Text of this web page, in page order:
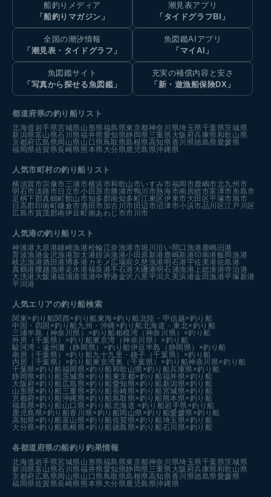
船釣りメディア
「船釣りマガジン」
潮見表アプリ
「タイドグラフBI」
全国の潮汐情報
「潮見表・タイドグラフ」
魚図鑑AIアプリ
「マイAI」
魚図鑑サイト
「写真から探せる魚図鑑」
充実の補償内容と安さ
「新・遊漁船保険DX」
都道府県の釣り船リスト
北海道岩手県宮城県山形県福島県東京都神奈川県埼玉県千葉県茨城県
新潟県富山県石川県福井県愛知県静岡県三重県大阪府兵庫県和歌山県
京都府広島県岡山県山口県鳥取県島根県高知県香川県徳島県愛媛県
福岡県佐賀県長崎県熊本県大分県鹿児島県沖縄県
人気市町村の釣り船リスト
横須賀市宗像市三浦市横浜市和歌山市いすみ市福岡市鹿嶋市北九州市
明石市淡路市 日立市小田原市勝浦市鴨川市熱海市南房総市富津市糸島市
足柄下郡真鶴町館山市知多郡南知多町江東区伊東市大田区平塚市旭市
日高郡印南町鎌倉市酒田市加古川市 田辺市沼津市小浜市品川区江戸川区
広島市賀茂郡南伊豆町南あわじ市市川市
人気港の釣り船リスト
神湊港 大原港鐘崎漁港松輪江奈漁港市堀川沿い 間口漁港 鹿嶋旧港
育波漁港金沢漁港加太港姪浜漁港小田原新港 鹿嶋新港印南港飯岡漁港
岐志漁港酒田港博多港カモメ広場前久慈漁港 明石港宇佐美港佐島港
真鶴港 腰越漁港 走水港福良港手石港 大磯港明石浦漁港 上総湊港寺泊港
大洗港 大飯港福浦港境港中野港金沢八景平潟久美浜港金田漁港平塚新港
平潟港
人気エリアの釣り船検索
関東×釣り船関西×釣り船 東海×釣り船北陸・甲信越×釣り船
中国・四国×釣り船 九州・沖縄×釣り船北海道・東北×釣り船
三浦半島（神奈川県）×釣り船相模湾（神奈川県）×釣り船
外房（千葉県）×釣り船東京湾（神奈川県）×釣り船
駿河湾・遠州灘（静岡県）×釣り船伊豆半島（静岡県）×釣り船
南房（千葉県）×釣り船九十九里・銚子（千葉県）×釣り船
内房（千葉県）×釣り船東京湾奥（千葉県）×釣り船神奈川県×釣り船
千葉県×釣り船福岡県×釣り船和歌山県×釣り船兵庫県×釣り船
静岡県×釣り船茨城県×釣り船 東京都×釣り船福井県×釣り船
大阪府×釣り船 広島県×釣り船愛知県×釣り船 新潟県×釣り船
山形県×釣り船 三重県×釣り船長崎県×釣り船宮城県×釣り船
京都府×釣り船沖縄県×釣り船鳥取県×釣り船 熊本県×釣り船
福島県×釣り船 山口県×釣り船北海道 ×釣り船岩手県×釣り船
鹿児島県×釣り船香川県×釣り船 岡山県×釣り船愛媛県×釣り船
高知県×釣り船富山県×釣り船佐賀県×釣り船埼玉県×釣り船
大分県×釣り船島根県×釣り船徳島県×釣り船石川県×釣り船
各都道府県の船釣り釣果情報
北海道岩手県宮城県山形県福島県東京都神奈川県埼玉県千葉県茨城県
新潟県富山県石川県福井県愛知県静岡県三重県大阪府兵庫県和歌山県
京都府広島県岡山県山口県鳥取県島根県高知県香川県徳島県愛媛県
福岡県佐賀県長崎県熊本県大分県鹿児島県沖縄県